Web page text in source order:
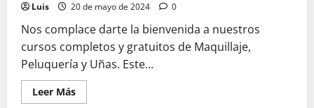
Luis 20 de mayo de 2024 0
Nos complace darte la bienvenida a nuestros
cursos completos y gratuitos de Maquillaje,
Peluquería y Uñas. Este...
Leer MásLeer
más